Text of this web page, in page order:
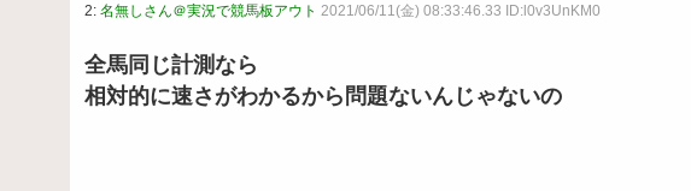
2: 名無しさん＠実況で競馬板アウト 2021/06/11(金) 08:33:46.33 ID:l0v3UnKM0
全馬同じ計測なら
相対的に速さがわかるから問題ないんじゃないの